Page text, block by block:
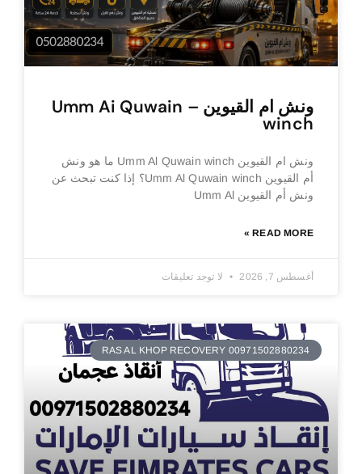
ونش ام القيوين – Umm Ai Quwain
winch
ونش ام القيوين Umm Al Quwain winch ما هو ونش
أم القيوين Umm Al Quwain winch؟ إذا كنت تبحث عن
ونش أم القيوين Umm Al
READ MORE »
أغسطس 7, 2026 لا توجد تعليقات
RAS AL KHOP RECOVERY 00971502880234